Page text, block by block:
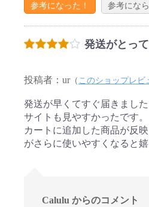
参考になった！ 参考にな
発送がとっ
投稿者：ur（ このショップレビ
発送が早くてすぐ届きました
サイトも見やすかったです。
カートに追加した商品が反
がさらに使いやすくなると
Calulu からのコメント